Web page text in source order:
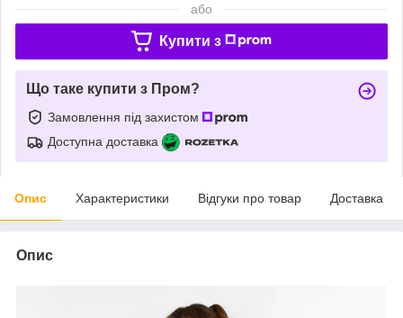
або
Купити з
Що таке купити з Пром?
Замовлення під захистом
Доступна доставка
Опис Характеристики Відгуки про товар Доставка
Опис